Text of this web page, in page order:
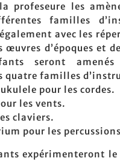
profeseure les
familles
avec les
œuvres d’époques et
seront
quatre familles
pour les cordes.
les vents.
claviers.
pour les
expérimenteront